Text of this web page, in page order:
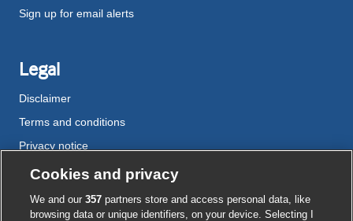
Sign up for email alerts
Legal
Disclaimer
Terms and conditions
Privacy notice
Cookie policy
Accessibility
Cookies and privacy
We and our357 partners store and access personal data, like
browsing data or unique identifiers, on your device. Selecting I